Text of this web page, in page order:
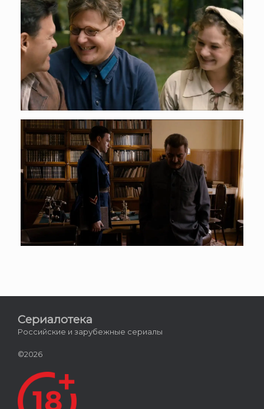
Сериалотека
Российские и зарубежные сериалы
©2026